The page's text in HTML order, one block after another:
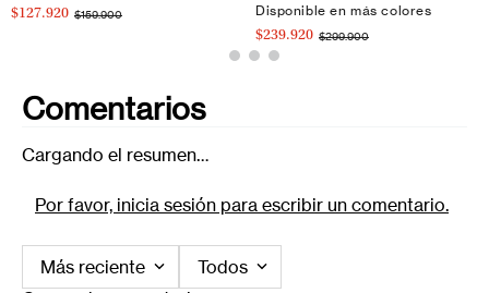
$127.920 $159.900 Disponible en más colores
$239.920 $299.900
Comentarios
Cargando el resumen…
Por favor, inicia sesión para escribir un comentario.
Más reciente
Todos